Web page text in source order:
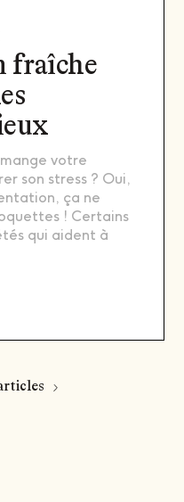
fraîche
votre
son stress ? Oui,
ça ne
! Certains
qui aident à